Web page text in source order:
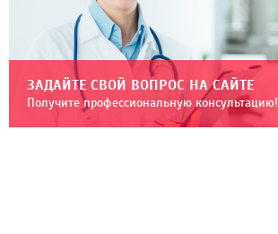
ЗАДАЙТЕ СВОЙ ВОПРОС НА САЙТЕ
Получите профессиональную консультацию!